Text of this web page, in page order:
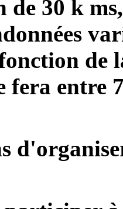
de 30 k
fera entre